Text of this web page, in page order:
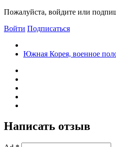
Пожалуйста, войдите или
Войти Подписаться
Южная Корея, военное
Написать отзыв